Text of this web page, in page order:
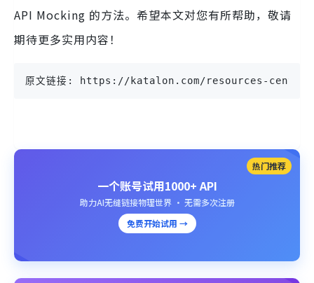
API Mocking 的方法。希望本文对您有所帮助，敬请
期待更多实用内容！
原文链接: https://katalon.com/resources-
热门推荐
一个账号试用1000+ API
助力AI无缝链接物理世界 · 无需多次注册
免费开始试用 →